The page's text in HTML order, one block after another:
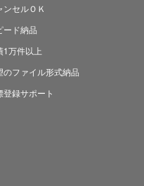
ンセルＯＫ
ード納品
1万件以上
のファイル形式納品
登録サポート